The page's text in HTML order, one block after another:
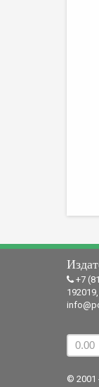
+7
© 2001